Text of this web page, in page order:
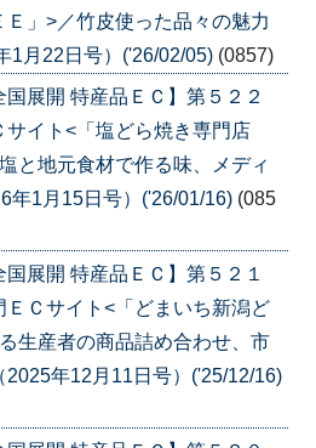
」>／竹皮使った品々の魅力
1月22日号）('26/02/05) (0857)
国展開 特産品ＥＣ】第５２２
イト<「塩どら焼き専門店
と地元食材で作る味、メディ
年1月15日号）('26/01/16) (085
国展開 特産品ＥＣ】第５２１
Ｃサイト<「どまいち新潟ど
生産者の商品詰め合わせ、市
年12月11日号）('25/12/16)